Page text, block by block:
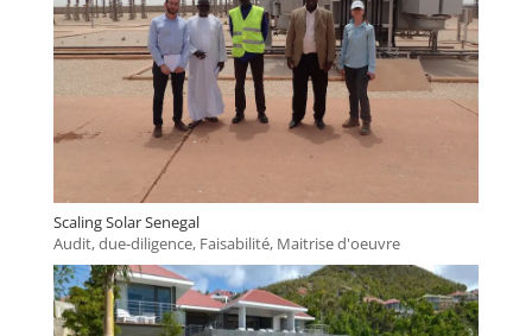
Scaling Solar Senegal
Audit, due-diligence, Faisabilité, Maitrise d'oeuvre